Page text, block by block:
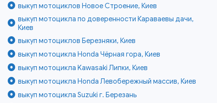
выкуп мотоциклов Новое Строение, Киев
выкуп мотоцикла по доверенности Караваевы дачи,
Киев
выкуп мотоциклов Березняки, Киев
выкуп мотоцикла Honda Чёрная гора, Киев
выкуп мотоцикла Kawasaki Липки, Киев
выкуп мотоцикла Honda Левобережный массив, Киев
выкуп мотоцикла Suzuki г. Березань